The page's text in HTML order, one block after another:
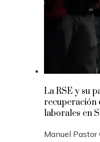
La RSE y su
recuperación
laborales en
Manuel Pastor